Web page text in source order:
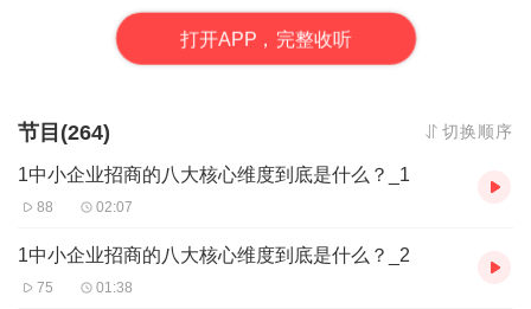
目光在哪里聚集，财富必将在哪里发生
1、如何让消费者都变成分享者和推广者？
快速建设渠道
透过渠道再获取用户数。
产品稀缺时代、产品为王
品牌过剩时代、渠道为王
打开APP，完整收听
节目(264) 切换顺序
1中小企业招商的八大核心维度到底是什么？_1
88 02:07
1中小企业招商的八大核心维度到底是什么？_2
75 01:38